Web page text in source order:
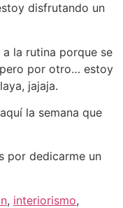
disfrutando un
la rutina porque se
por otro… estoy
jajaja.
la semana que
por dedicarme un
, interiorismo,